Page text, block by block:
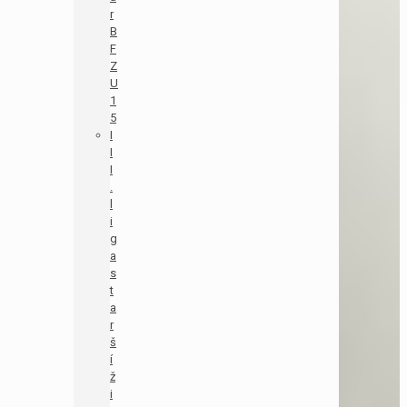
r
B
F
Z
U
1
5
I
I
I
.
i
g
a
s
t
a
r
š
í
ž
i